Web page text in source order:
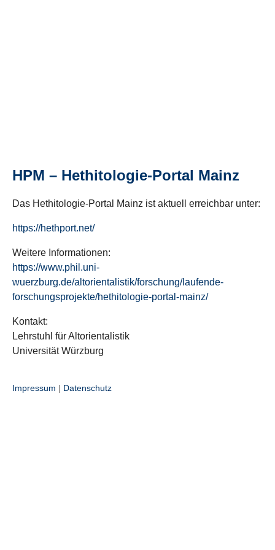
HPM – Hethitologie-Portal Mainz
Das Hethitologie-Portal Mainz ist aktuell erreichbar unter:
https://hethport.net/
Weitere Informationen:
https://www.phil.uni-
wuerzburg.de/altorientalistik/forschung/laufende-
forschungsprojekte/hethitologie-portal-mainz/
Kontakt:
Lehrstuhl für Altorientalistik
Universität Würzburg
Impressum | Datenschutz